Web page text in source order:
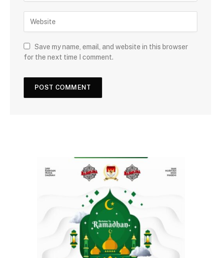
Save my name, email, and website in this browser
for the next time I comment.